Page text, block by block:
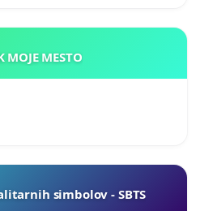
KAMNIK MOJE MESTO
simbolov - SBTS